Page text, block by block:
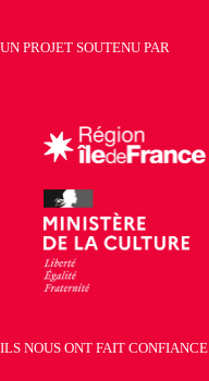
UN PROJET SOUTENU PAR
ILS NOUS ONT FAIT CONFIANCE